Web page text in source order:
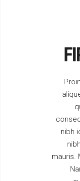
nibh
mauris.